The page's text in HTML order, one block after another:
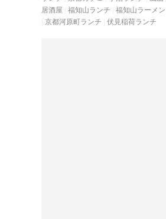
居酒屋 福知山ランチ 福知山ラーメン
京都河原町ランチ 伏見稲荷ランチ